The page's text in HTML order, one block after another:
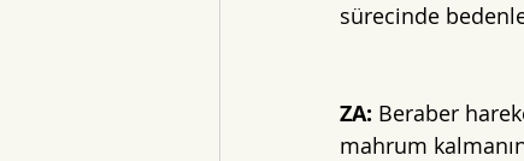
sürecinde
ZA: Beraber
mahrum